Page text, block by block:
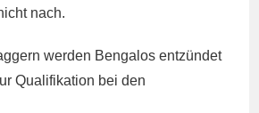
nach.
werden Bengalos entzündet
Qualifikation bei den